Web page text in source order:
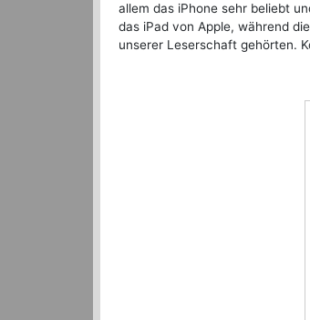
allem das iPhone sehr beliebt
das iPad von Apple, während
unserer Leserschaft gehörten.